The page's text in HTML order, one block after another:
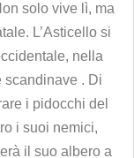
solo vive lì, ma
L’Asticello si
nella
scandinave . Di
i pidocchi del
i suoi nemici,
il suo albero a